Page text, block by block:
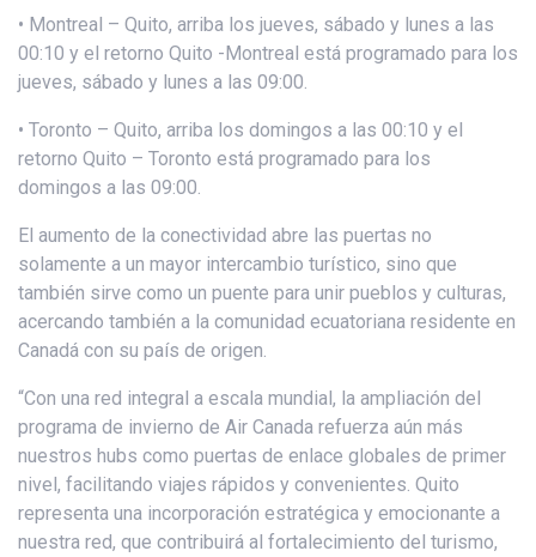
• Montreal – Quito, arriba los jueves, sábado y lunes a las
00:10 y el retorno Quito -Montreal está programado para los
jueves, sábado y lunes a las 09:00.
• Toronto – Quito, arriba los domingos a las 00:10 y el
retorno Quito – Toronto está programado para los
domingos a las 09:00.
El aumento de la conectividad abre las puertas no
solamente a un mayor intercambio turístico, sino que
también sirve como un puente para unir pueblos y culturas,
acercando también a la comunidad ecuatoriana residente en
Canadá con su país de origen.
“Con una red integral a escala mundial, la ampliación del
programa de invierno de Air Canada refuerza aún más
nuestros hubs como puertas de enlace globales de primer
nivel, facilitando viajes rápidos y convenientes. Quito
representa una incorporación estratégica y emocionante a
nuestra red, que contribuirá al fortalecimiento del turismo,